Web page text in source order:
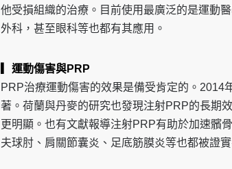
他受損組織的治療。目前使用最廣泛的是運動醫
外科，甚至眼科等也都有其應用。
▎運動傷害與PRP
PRP治療運動傷害的效果是備受肯定的。2014
著。荷蘭與丹麥的研究也發現注射PRP的長期
更明顯。也有文獻報導注射PRP有助於加速髕
夫球肘、肩關節囊炎、足底筋膜炎等也都被證